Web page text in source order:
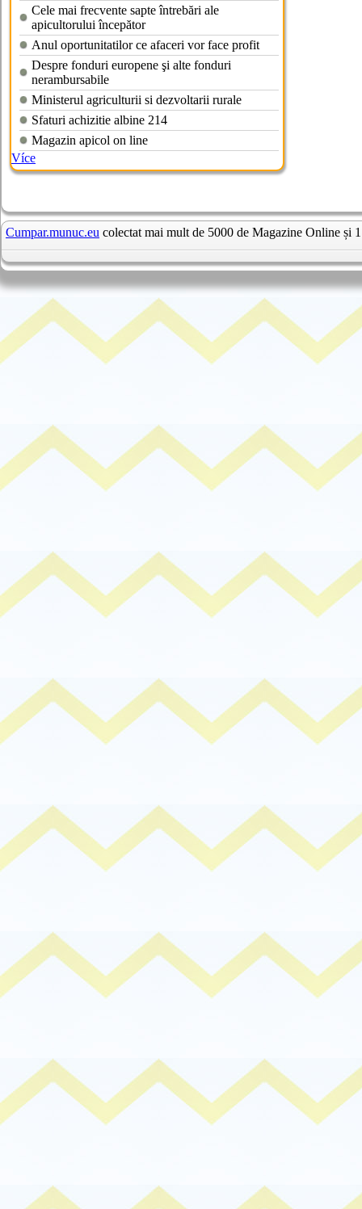
Cele mai frecvente sapte întrebări ale
apicultorului începător
Anul oportunitatilor ce afaceri vor face profit
Despre fonduri europene şi alte fonduri
nerambursabile
Ministerul agriculturii si dezvoltarii rurale
Sfaturi achizitie albine 214
Magazin apicol on line
Více
Cumpar.munuc.eu colectat mai mult de 5000 de Magazine Online și